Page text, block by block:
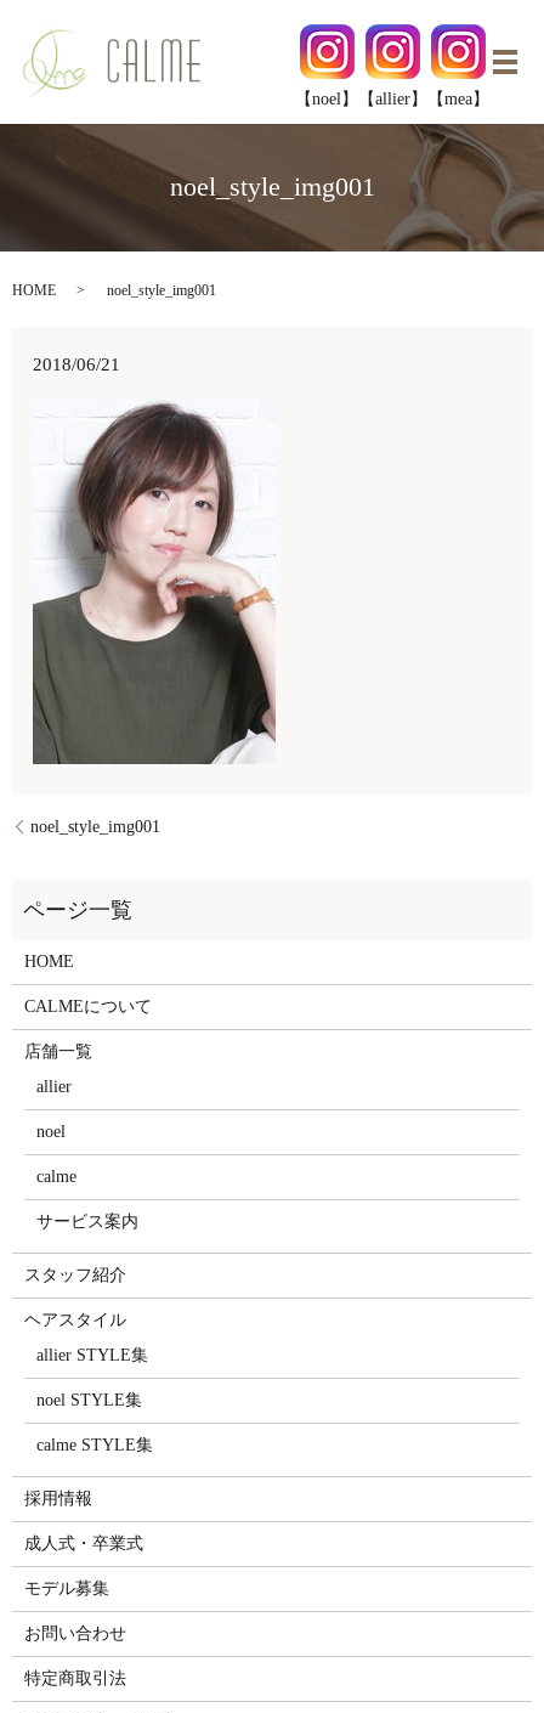
メ
【noel】
【allier】 【mea】
noel_style_img001
HOME noel_style_img001
2018/06/21
noel_style_img001
HOME
CALMEについて
店舗一覧
allier
noel
calme
サービス案内
スタッフ紹介
ヘアスタイル
allier STYLE集
noel STYLE集
calme STYLE集
採用情報
成人式・卒業式
モデル募集
お問い合わせ
特定商取引法